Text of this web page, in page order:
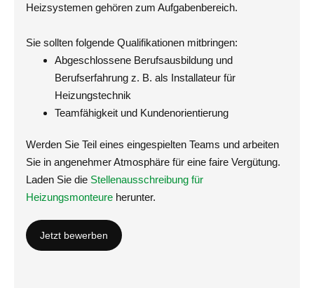
Heizsystemen gehören zum Aufgabenbereich.
Sie sollten folgende Qualifikationen mitbringen:
Abgeschlossene Berufsausbildung und
Berufserfahrung z. B. als Installateur für
Heizungstechnik
Teamfähigkeit und Kundenorientierung
Werden Sie Teil eines eingespielten Teams und arbeiten
Sie in angenehmer Atmosphäre für eine faire Vergütung.
Laden Sie die Stellenausschreibung für
Heizungsmonteureherunter.
Jetzt bewerben